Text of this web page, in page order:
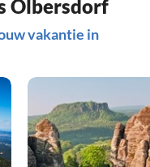
Olbersdorf
vakantie in